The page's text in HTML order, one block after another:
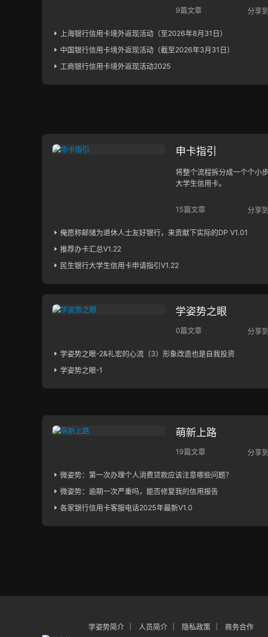
9篇文章 分享
上海银行信用卡境外返现活动（至2026年8月31日）
中国银行信用卡境外返现活动（截至2026年3月31日）
工商银行信用卡境外返现活动2025
申卡指引
将整个流程拆分成一个个小
大学生信用卡。
15篇文章 分享
俺愿称邮储为退休人士友好银行，来贡献下实际的DP V1.01
推荐办卡汇总V1.22
民生银行大学生信用卡申请指引V1.22
学姿势之眼
0篇文章 分享
学姿势之眼-2&礼宏的心流（3）形象改造也是自我投资
学姿势之眼-1
萌新上路
19篇文章 分享
微姿势：第一次办理个人消费贷款应该注意哪些问题？
微姿势：逾期一次严重吗，能否修复我的信用报告
各家银行信用卡客服电话2025年最新V1.0
学姿势简介 人员简介 隐私政策 商务合作